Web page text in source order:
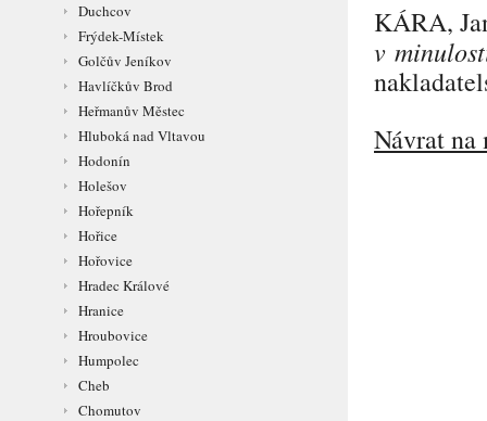
Duchcov
Frýdek-Místek
Golčův Jeníkov
Havlíčkův Brod
Heřmanův Městec
Hluboká nad Vltavou
Hodonín
Holešov
Hořepník
Hořice
Hořovice
Hradec Králové
Hranice
Hroubovice
Humpolec
Cheb
Chomutov
KÁRA,
v
Návrat na